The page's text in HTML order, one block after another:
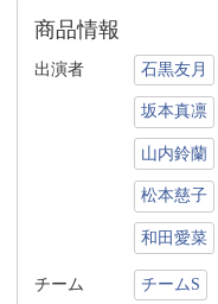
商品情報
出演者 石黒友月
坂本真凛
山内鈴蘭
松本慈子
和田愛菜
チーム チームS